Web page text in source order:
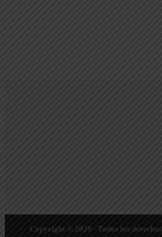
Copyright © 2020 - Todos los derechos